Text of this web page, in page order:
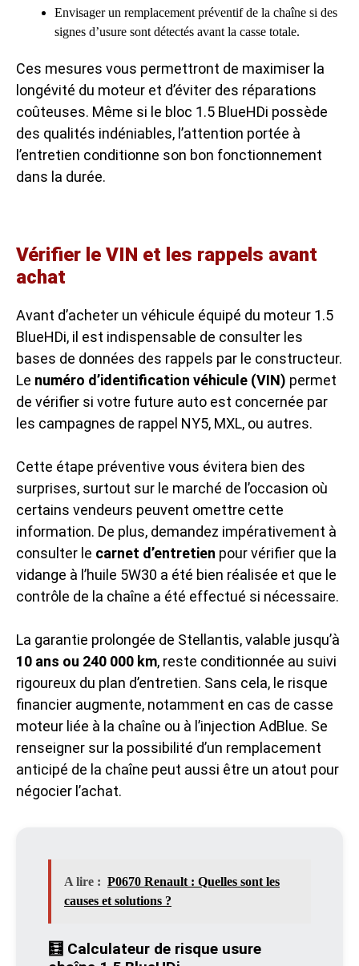
Envisager un remplacement préventif de la chaîne si des
signes d’usure sont détectés avant la casse totale.
Ces mesures vous permettront de maximiser la
longévité du moteur et d’éviter des réparations
coûteuses. Même si le bloc 1.5 BlueHDi possède
des qualités indéniables, l’attention portée à
l’entretien conditionne son bon fonctionnement
dans la durée.
Vérifier le VIN et les rappels avant
achat
Avant d’acheter un véhicule équipé du moteur 1.5
BlueHDi, il est indispensable de consulter les
bases de données des rappels par le constructeur.
Le numéro d’identification véhicule (VIN) permet
de vérifier si votre future auto est concernée par
les campagnes de rappel NY5, MXL, ou autres.
Cette étape préventive vous évitera bien des
surprises, surtout sur le marché de l’occasion où
certains vendeurs peuvent omettre cette
information. De plus, demandez impérativement à
consulter le carnet d’entretien pour vérifier que la
vidange à l’huile 5W30 a été bien réalisée et que le
contrôle de la chaîne a été effectué si nécessaire.
La garantie prolongée de Stellantis, valable jusqu’à
10 ans ou 240 000 km, reste conditionnée au suivi
rigoureux du plan d’entretien. Sans cela, le risque
financier augmente, notamment en cas de casse
moteur liée à la chaîne ou à l’injection AdBlue. Se
renseigner sur la possibilité d’un remplacement
anticipé de la chaîne peut aussi être un atout pour
négocier l’achat.
A lire : P0670 Renault : Quelles sont les
causes et solutions ?
🧮 Calculateur de risque usure